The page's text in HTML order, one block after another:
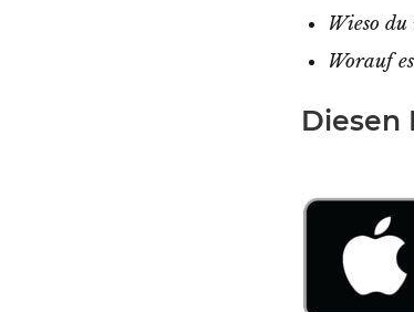
Wieso
Worauf
Diesen